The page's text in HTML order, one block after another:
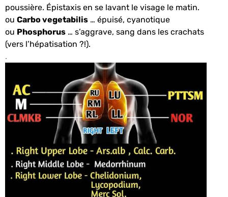
poussière. Épistaxis en se lavant le visage le matin.
ou Carbo vegetabilis … épuisé, cyanotique
ou Phosphorus … s’aggrave, sang dans les crachats
(vers l’hépatisation ?!).
.